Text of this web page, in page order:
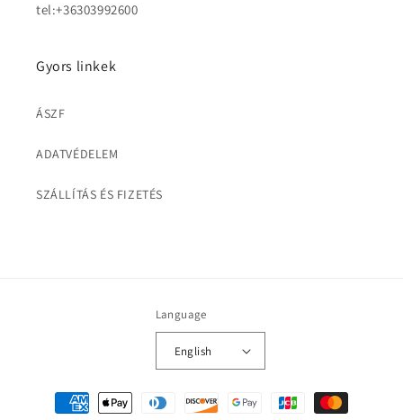
tel:+36303992600
Gyors linkek
ÁSZF
ADATVÉDELEM
SZÁLLÍTÁS ÉS FIZETÉS
Language
English
Payment